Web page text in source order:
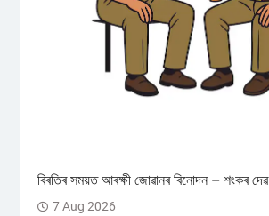
বিৰতিৰ সময়ত আৰক্ষী জোৱানৰ বিনোদন – শংকৰ দেৱ
7 Aug 2026